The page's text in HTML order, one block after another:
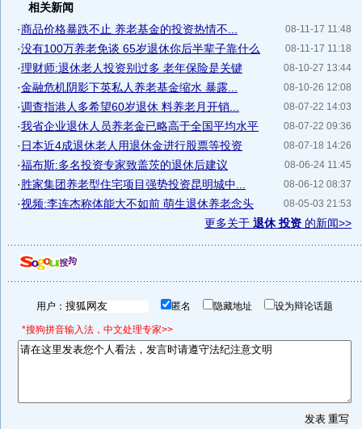
相关新闻
08-11-17 11:48
·商品价格暴跌不止 养老基金的投资热情不...
08-11-17 11:18
·没有100万养老免谈 65岁退休你后半辈子靠什么
08-10-27 13:44
·理财师:退休老人投资别过多 老年保险是关键
08-10-26 12:08
·金融危机阴影下英私人养老基金缩水 暴露...
08-07-22 14:03
·调查指港人多希望60岁退休 料养老月开销...
08-07-22 09:36
·我省企业退休人员养老金已略高于全国平均水平
08-07-18 14:26
· 日本近4成退休老人用退休金进行股票等投资
08-06-24 11:45
·福布斯:多名投资专家致盖茨的退休后建议
08-06-12 08:37
·胜家集团养老型住宅项目强势投资昆明城中...
08-05-03 21:53
·视频:李连杰称体能大不如前 萌生退休养老念头
更多关于 退休 投资 的新闻>>
用户： 匿名 隐藏地址 设为辩论话题
*搜狗拼音输入法，中文处理专家>>